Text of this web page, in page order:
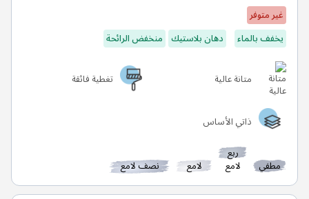
غير متوفر
يخفف بالماء
دهان بلاستيك منخفض الرائحة
متانة عالية تغطية فائقة
ذاتي الأساس
مطفي
ربع
لامع لامع نصف لامع